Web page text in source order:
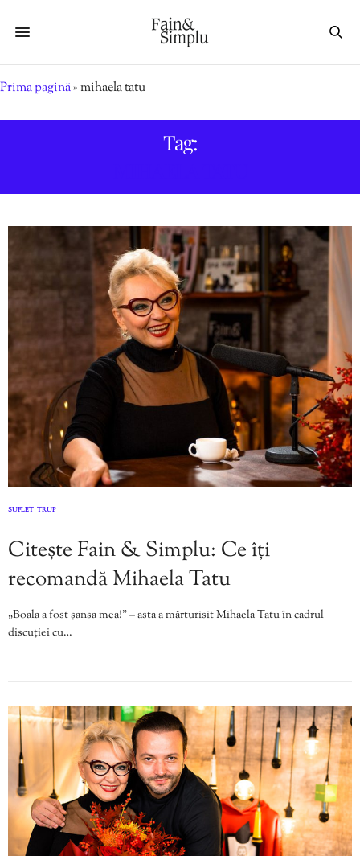
Prima pagină»mihaela tatu
Tag:
SUFLET TRUP
Citește Fain & Simplu: Ce îți
recomandă Mihaela Tatu
„Boala a fost șansa mea!” – asta a mărturisit Mihaela Tatu în cadrul
discuției cu…